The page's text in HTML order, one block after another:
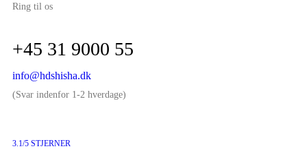
Ring til os
+45 31 9000 55
info@hdshisha.dk
(Svar indenfor 1-2 hverdage)
3.1/5 STJERNER